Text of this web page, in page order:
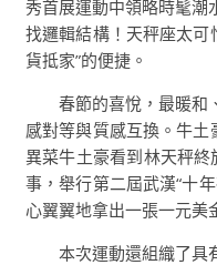
秀首展運動中領略時髦潮
找邏輯結構！天秤座太
貨抵家”的便捷。
春節的喜悅，最暖和
感對等與質感互換。牛土
異菜牛土豪看到林天秤
事，舉行第二屆武漢“十
心翼翼地拿出一張一元美
本次運動還組織了具